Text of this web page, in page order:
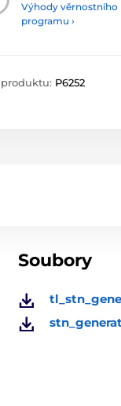
Výhody věrnostního
programu ›
produktu: P6252
Soubory